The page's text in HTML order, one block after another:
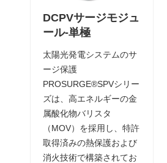
DCPVサージモジュ
ール-単極
太陽光発電システムのサ
ージ保護
PROSURGE®SPVシリー
ズは、高エネルギーの金
属酸化物バリスタ
（MOV）を採用し、特許
取得済みの熱保護および
消火技術で構築されてお